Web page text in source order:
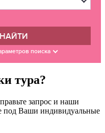
НАЙТИ
поиска
тура?
запрос и наши
под Ваши индивидуальные